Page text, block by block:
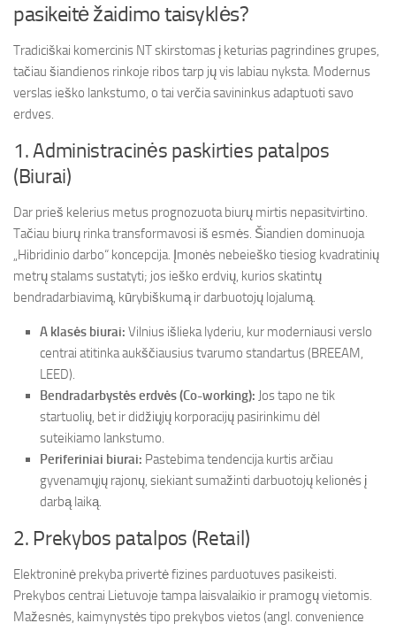
pasikeitė žaidimo taisyklės?
Tradiciškai komercinis NT skirstomas į keturias pagrindines grupes,
tačiau šiandienos rinkoje ribos tarp jų vis labiau nyksta. Modernus
verslas ieško lankstumo, o tai verčia savininkus adaptuoti savo
erdves.
1. Administracinės paskirties patalpos
(Biurai)
Dar prieš kelerius metus prognozuota biurų mirtis nepasitvirtino.
Tačiau biurų rinka transformavosi iš esmės. Šiandien dominuoja
„Hibridinio darbo“ koncepcija. Įmonės nebeieško tiesiog kvadratinių
metrų stalams sustatyti; jos ieško erdvių, kurios skatintų
bendradarbiavimą, kūrybiškumą ir darbuotojų lojalumą.
A klasės biurai: Vilnius išlieka lyderiu, kur moderniausi verslo
centrai atitinka aukščiausius tvarumo standartus (BREEAM,
LEED).
Bendradarbystės erdvės (Co-working): Jos tapo ne tik
startuolių, bet ir didžiųjų korporacijų pasirinkimu dėl
suteikiamo lankstumo.
Periferiniai biurai: Pastebima tendencija kurtis arčiau
gyvenamųjų rajonų, siekiant sumažinti darbuotojų kelionės į
darbą laiką.
2. Prekybos patalpos (Retail)
Elektroninė prekyba privertė fizines parduotuves pasikeisti.
Prekybos centrai Lietuvoje tampa laisvalaikio ir pramogų vietomis.
Mažesnės, kaimynystės tipo prekybos vietos (angl. convenience